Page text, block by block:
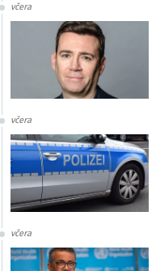
včera
včera
včera